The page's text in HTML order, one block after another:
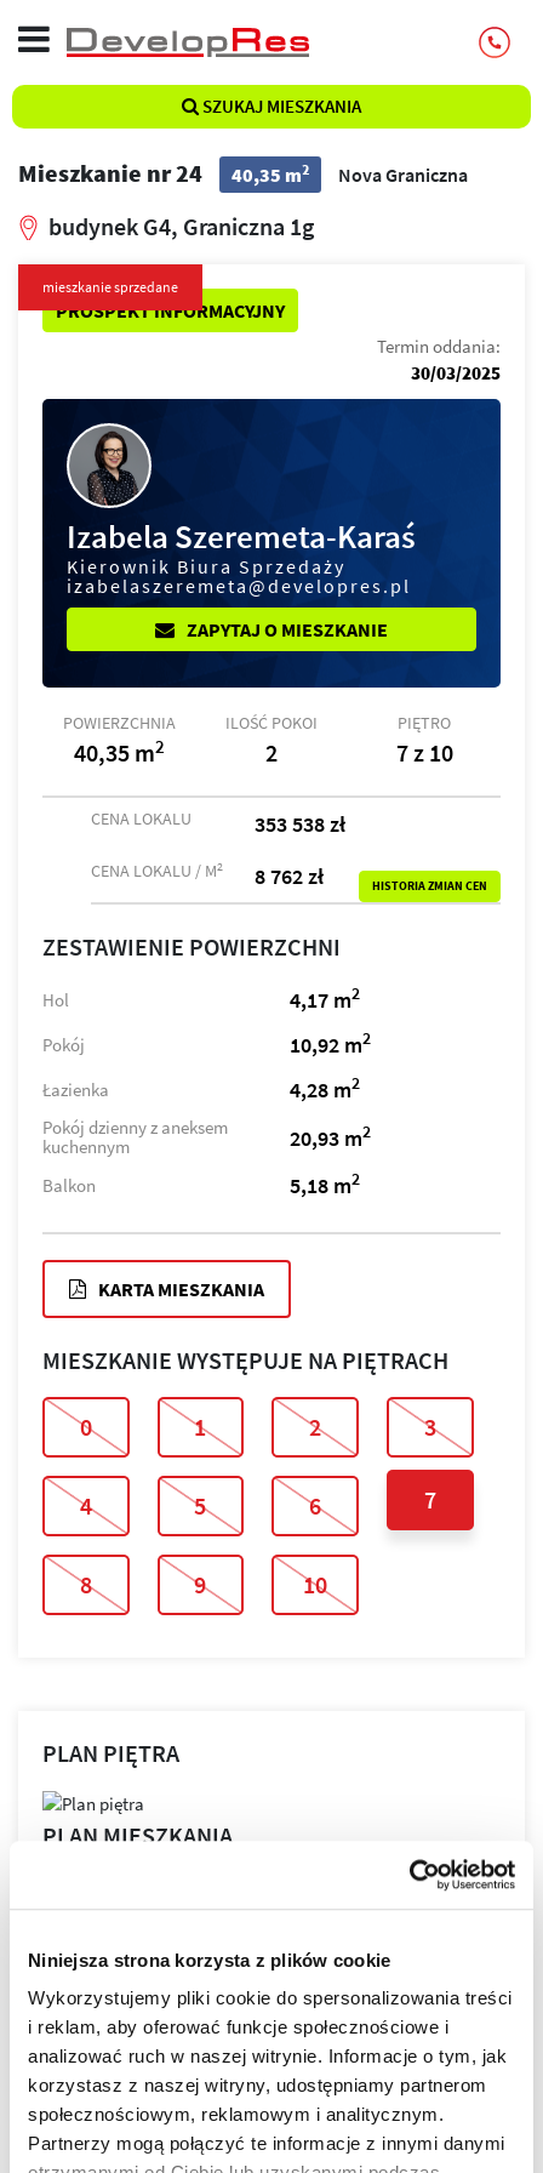
Niniejsza strona korzysta z plików cookie
Wykorzystujemy pliki cookie do spersonalizowania treści
i reklam, aby oferować funkcje społecznościowe i
analizować ruch w naszej witrynie. Informacje o tym, jak
korzystasz z naszej witryny, udostępniamy partnerom
społecznościowym, reklamowym i analitycznym.
Partnerzy mogą połączyć te informacje z innymi danymi
SZUKAJ MIESZKANIA
Mieszkanie nr 24 40,35 m2 Nova Graniczna
budynek G4, Graniczna 1g
PROSPEKT INFORMACYJNY
mieszkanie sprzedane
Termin oddania:
30/03/2025
Izabela Szeremeta-Karaś
Kierownik Biura Sprzedaży
izabelaszeremeta@developres.pl
ZAPYTAJ O MIESZKANIE
POWIERZCHNIA
40,35 m2
ILOŚĆ POKOI
2
PIĘTRO
7 z 10
CENA LOKALU 353 538 zł
CENA LOKALU / M2 8 762 zł HISTORIA ZMIAN CEN
ZESTAWIENIE POWIERZCHNI
Hol 4,17 m2
Pokój 10,92 m2
Łazienka 4,28 m2
Pokój dzienny z aneksem
kuchennym
20,93 m2
Balkon 5,18 m2
KARTA MIESZKANIA
MIESZKANIE WYSTĘPUJE NA PIĘTRACH
0 1 2 3
4 5 6 7
8 9 10
PLAN PIĘTRA
PLAN MIESZKANIA
LOKALIZACJA
NOVA GRANICZNA powstaje w najbardziej lubianej
części miasta!
Tu każdy, nawet najbardziej wymagający Klient znajdzie
swoje wymarzone mieszkanie.
Nowoczesne budynki